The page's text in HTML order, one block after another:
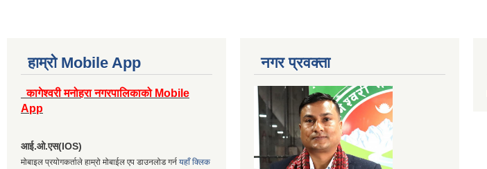
हाम्रो Mobile App
कागेश्वरी मनोहरा नगरपालिकाको Mobile
App
आई.ओ.एस(IOS)
मोबाइल प्रयोगकर्ताले हाम्रो मोबाईल एप डाउनलोड गर्न यहाँ क्लिक
नगर प्रवक्ता